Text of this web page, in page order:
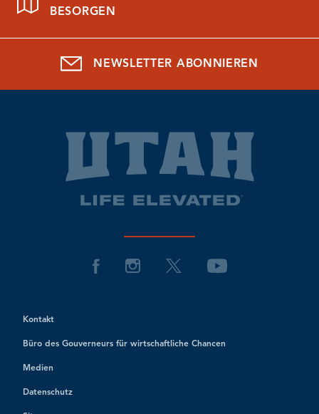
BESORGEN
NEWSLETTER ABONNIEREN
Kontakt
Büro des Gouverneurs für wirtschaftliche Chancen
Medien
Datenschutz